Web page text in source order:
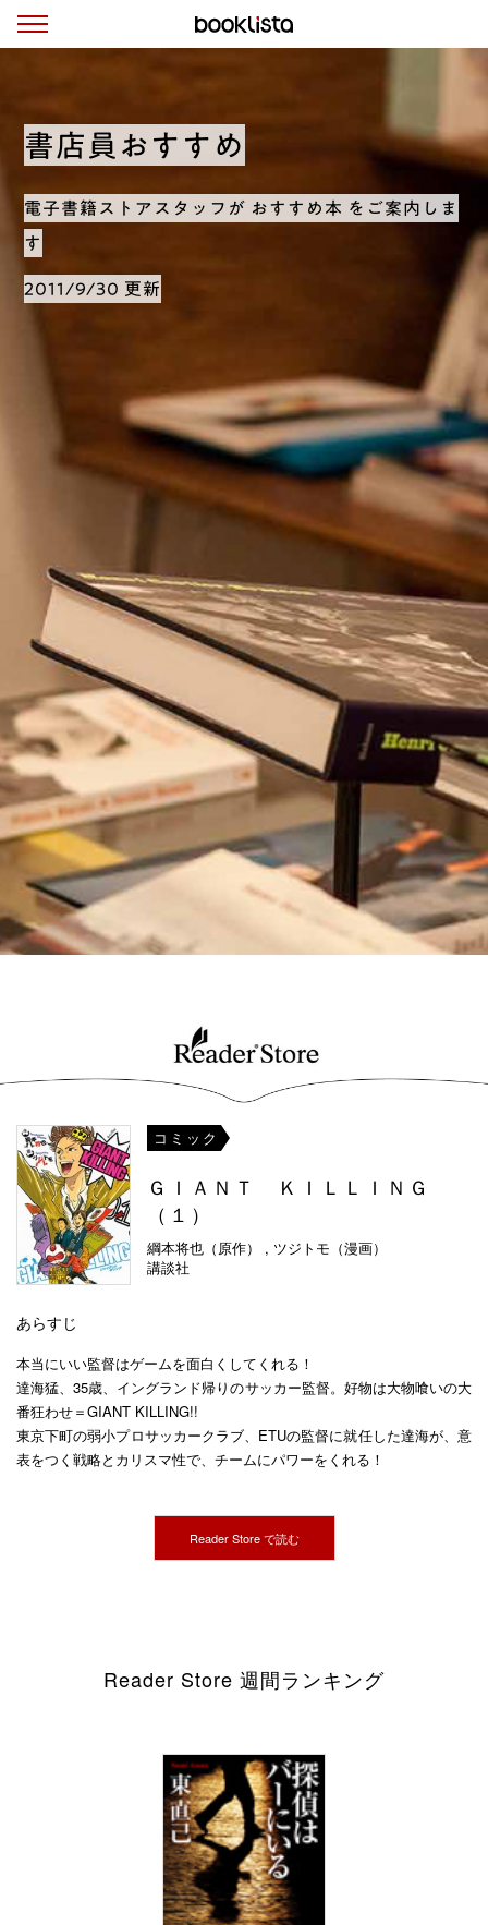
書店員おすすめ
電子書籍ストアスタッフが おすすめ本 をご案内しま
す
2011/9/30 更新
コミック
ＧＩＡＮＴ ＫＩＬＬＩＮＧ
（１）
綱本将也（原作） , ツジトモ（漫画）
講談社
あらすじ
本当にいい監督はゲームを面白くしてくれる！
達海猛、35歳、イングランド帰りのサッカー監督。好物は大物喰いの大
番狂わせ＝GIANT KILLING!!
東京下町の弱小プロサッカークラブ、ETUの監督に就任した達海が、意
表をつく戦略とカリスマ性で、チームにパワーをくれる！
Reader Store で読む
Reader Store 週間ランキング